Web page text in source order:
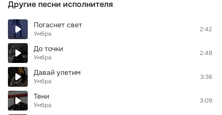
Другие песни исполнителя
Погаснет свет
Умбра
2:42
До точки
Умбра
2:48
Давай улетим
Умбра
3:36
Тени
Умбра
3:09